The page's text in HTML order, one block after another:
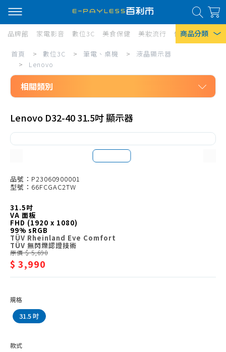
商品分類
熱門搜尋
風扇
口罩
除濕機
衛生紙
品牌館 家電影音 數位3C 美食保健 美妝流行 傢俱寢具 居
數
3C/
筆
電、
桌
晶
顯
示
器/Lenovo
首頁 > 數位3C > 筆電、桌機 >
液晶顯示器
>
Lenovo
相關類別
筆電、桌機
ACER
ASUS
BENQ
CHIMEI
LG
Lenovo
PHILIPS
SAMSUNG
Veiwsonic
品牌液晶顯示器
Lenovo D32-40 31.5吋 顯示器
品號：P23060900001
型號：66FCGAC2TW
31.5吋
VA 面板
FHD (1920 x 1080)
99% sRGB
TÜV Rheinland Eye Comfort
TÜV 無閃爍認證技術
原價 $ 5,690
$ 3,990
規格
31.5 吋
款式